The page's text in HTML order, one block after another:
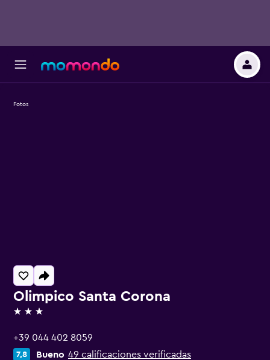
Olimpico Santa Corona
3 estrellas
+39 044 402 8059
7,8 Bueno 49 calificaciones verificadas
Fotos